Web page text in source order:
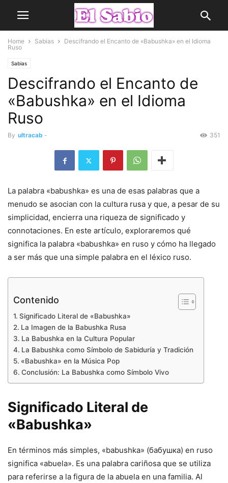
Home Sabias
Descifrando el Encanto de «Babushka» en el Idioma
Ruso
Sabias
Descifrando el Encanto de
«Babushka» en el Idioma
Ruso
By ultracab - 351
La palabra «babushka» es una de esas palabras que a
menudo se asocian con la cultura rusa y que, a pesar de su
simplicidad, encierra una riqueza de significado y
connotaciones. En este artículo, exploraremos qué
significa la palabra «babushka» en ruso y cómo ha llegado
a ser más que una simple palabra en el léxico ruso.
Contenido
Significado Literal de «Babushka»
La Imagen de la Babushka Rusa
La Babushka en la Cultura Popular
La Babushka como Símbolo de Sabiduría y Tradición
«Babushka» en la Música Pop
Conclusión: La Babushka como Símbolo Vivo
Significado Literal de
«Babushka»
En términos más simples, «babushka» (бабушка) en ruso
significa «abuela». Es una palabra cariñosa que se utiliza
para referirse a la figura de la abuela en una familia. Al